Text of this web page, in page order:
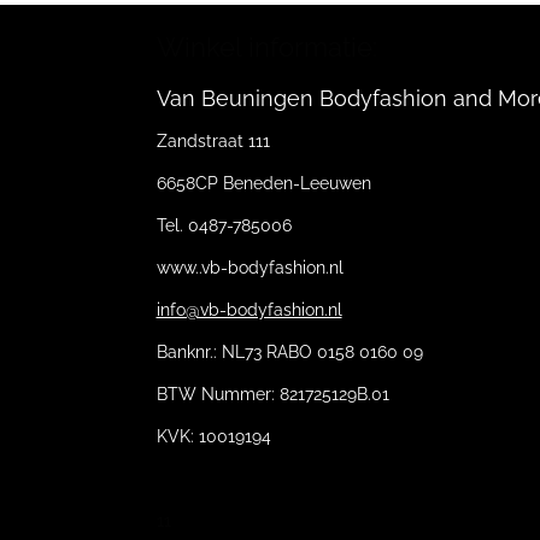
Van Beuningen Bodyfashion and
Zandstraat 111
6658CP Beneden-Leeuwen
Tel. 0487-785006
www..vb-bodyfashion.nl
info@vb-bodyfashion.nl
Banknr.: NL73 RABO 0158 0160 09
BTW Nummer: 821725129B.01
KVK: 10019194